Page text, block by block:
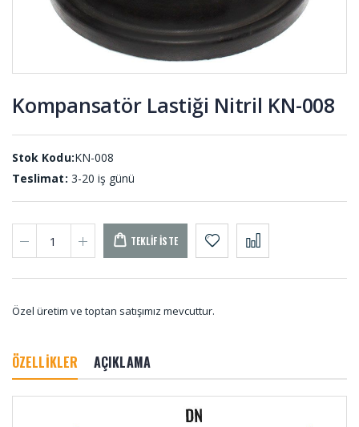
Kompansatör Lastiği Nitril KN-008
Stok Kodu:KN-008
Teslimat: 3-20 iş günü
TEKLIF İSTE
Özel üretim ve toptan satışımız mevcuttur.
ÖZELLİKLER AÇIKLAMA
Kaput
Mandal
001
Contası RA-
001
D Tip
Usturmaca
Lastiği US-
001
Takozları